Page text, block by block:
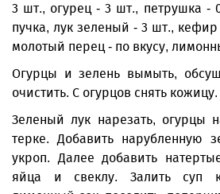
3 шт., огурец - 3 шт., пет­рушка -
пучка, лук зеленый - 3 шт.,
молотый перец - по вкусу,
Огурцы и зелень вымыть,
очистить. С огурцов снять кожицу.
Зеленый лук нарезать, огурцы
терке. Добавить нарубленную
укроп. Далее добавить
яйца и свеклу. Залить суп